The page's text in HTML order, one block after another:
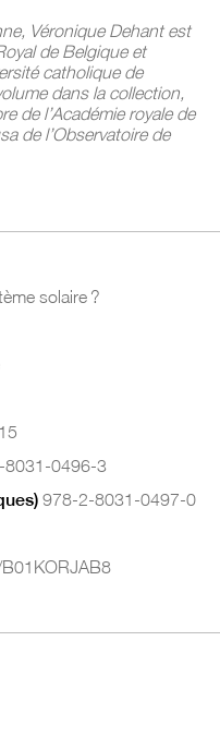
Véronique Dehant est
de Belgique et
catholique de
dans la collection,
de l’Académie royale de
de l’Observatoire de
solaire ?
8031-0496-3
978-2-8031-0497-0